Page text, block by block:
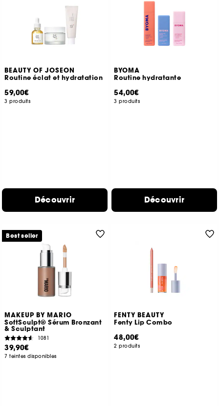
BEAUTY OF JOSEON
Routine éclat et hydratation
59,00€
3 produits
Découvrir
BYOMA
Routine hydratante
54,00€
3 produits
Découvrir
MAKEUP BY MARIO
SoftSculpt® Sérum Bronzant
& Sculptant
1081
39,90€
7 teintes disponibles
Best seller
FENTY BEAUTY
Fenty Lip Combo
48,00€
2 produits